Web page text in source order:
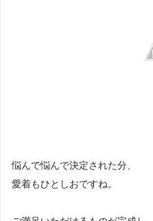
悩んで悩んで決定された分、
愛着もひとしおですね。